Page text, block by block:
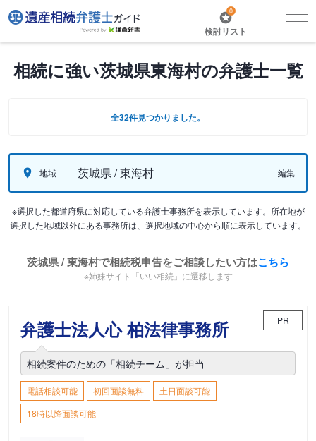
0
検討リスト
相続に強い茨城県東海村の弁護士一覧
全32件見つかりました。
地域 茨城県 / 東海村 編集
※選択した都道府県に対応している弁護士事務所を表示しています。所在地が
選択した地域以外にある事務所は、選択地域の中心から順に表示しています。
茨城県 / 東海村で相続税申告をご相談したい方はこちら
※姉妹サイト「いい相続」に遷移します
弁護士法人心 柏法律事務所 PR
相続案件のための「相続チーム」が担当
電話相談可能 初回面談無料
土日面談可能
18時以降面談可能